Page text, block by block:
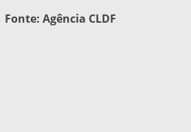
Fonte: Agência CLDF